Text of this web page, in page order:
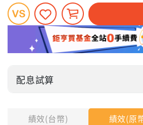
績效(台幣) 績效(原
配息試算